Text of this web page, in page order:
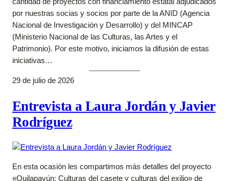
por nuestras socias y socios por parte de la ANID (Agencia
Nacional de Investigación y Desarrollo) y del MINCAP
(Ministerio Nacional de las Culturas, las Artes y el
Patrimonio). Por este motivo, iniciamos la difusión de estas
iniciativas…
29 de julio de 2026
Entrevista a Laura Jordán y Javier
Rodríguez
En esta ocasión les compartimos más detalles del proyecto
«Quilapayún: Culturas del casete y culturas del exilio» de